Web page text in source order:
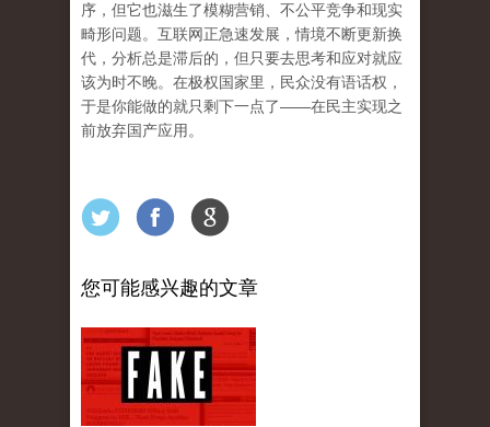
序，但它也滋生了模糊营销、不公平竞争和现实
畸形问题。互联网正急速发展，情境不断更新换
代，分析总是滞后的，但只要去思考和应对就应
该为时不晚。在极权国家里，民众没有语话权，
于是你能做的就只剩下一点了——在民主实现之
前放弃国产应用 。
您可能感兴趣的文章